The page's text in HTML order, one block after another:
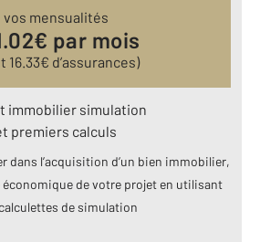
vos mensualités
€ par mois
16.33€ d’assurances)
immobilier simulation
premiers calculs
dans l’acquisition d’un bien immobilier,
économique de votre projet en utilisant
de simulation